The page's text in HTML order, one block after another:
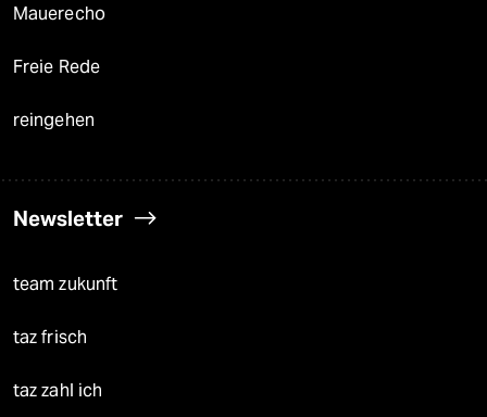
Mauerecho
Freie Rede
reingehen
Newsletter
team zukunft
taz frisch
taz zahl ich